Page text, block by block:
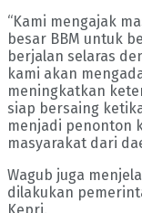
“Kami mengajak
besar BBM untuk
berjalan selaras
kami akan
meningkatkan
siap bersaing
menjadi penonton
masyarakat dari
Wagub juga
dilakukan